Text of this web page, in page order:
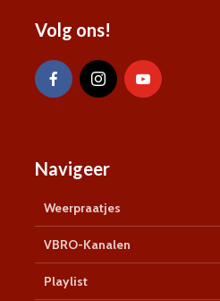
Volg ons!
Navigeer
Weerpraatjes
VBRO-Kanalen
Playlist